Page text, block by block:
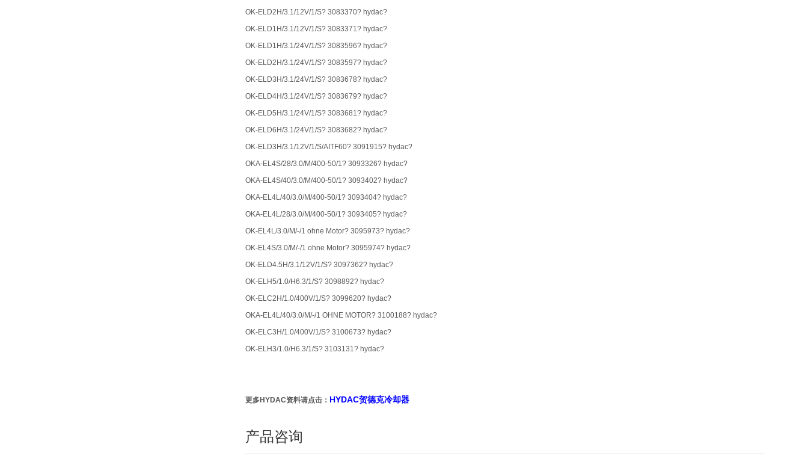
OK-ELD2H/3.1/12V/1/S? 3083370? hydac?
OK-ELD1H/3.1/12V/1/S? 3083371? hydac?
OK-ELD1H/3.1/24V/1/S? 3083596? hydac?
OK-ELD2H/3.1/24V/1/S? 3083597? hydac?
OK-ELD3H/3.1/24V/1/S? 3083678? hydac?
OK-ELD4H/3.1/24V/1/S? 3083679? hydac?
OK-ELD5H/3.1/24V/1/S? 3083681? hydac?
OK-ELD6H/3.1/24V/1/S? 3083682? hydac?
OK-ELD3H/3.1/12V/1/S/AITF60? 3091915? hydac?
OKA-EL4S/28/3.0/M/400-50/1? 3093326? hydac?
OKA-EL4S/40/3.0/M/400-50/1? 3093402? hydac?
OKA-EL4L/40/3.0/M/400-50/1? 3093404? hydac?
OKA-EL4L/28/3.0/M/400-50/1? 3093405? hydac?
OK-EL4L/3.0/M/-/1 ohne Motor? 3095973? hydac?
OK-EL4S/3.0/M/-/1 ohne Motor? 3095974? hydac?
OK-ELD4.5H/3.1/12V/1/S? 3097362? hydac?
OK-ELH5/1.0/H6.3/1/S? 3098892? hydac?
OK-ELC2H/1.0/400V/1/S? 3099620? hydac?
OKA-EL4L/40/3.0/M/-/1 OHNE MOTOR? 3100188? hydac?
OK-ELC3H/1.0/400V/1/S? 3100673? hydac?
OK-ELH3/1.0/H6.3/1/S? 3103131? hydac?
更多HYDAC资料请点击： HYDAC贺德克冷却器
产品咨询